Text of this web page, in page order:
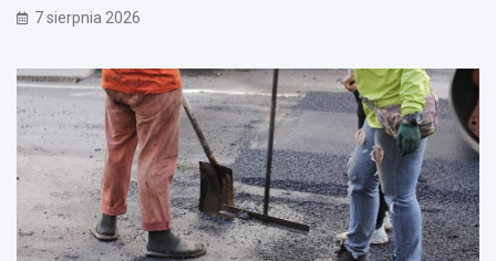
7 sierpnia 2026